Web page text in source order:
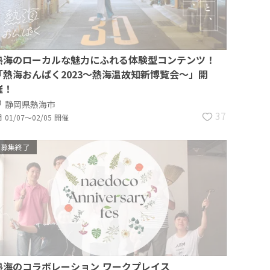
海のローカルな魅力にふれる体験型コンテンツ！
熱海おんぱく2023～熱海温故知新博覧会～」開
静岡県熱海市
01/07〜02/05 開催 37
募集終了
海のコラボレーション ワークプレイス